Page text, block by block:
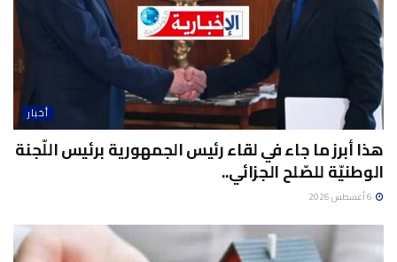
أخبار
هذا أبرز ما جاء في لقاء رئيس الجمهورية برئيس اللّجنة
الوطنيّة للصّلح الجزائي..